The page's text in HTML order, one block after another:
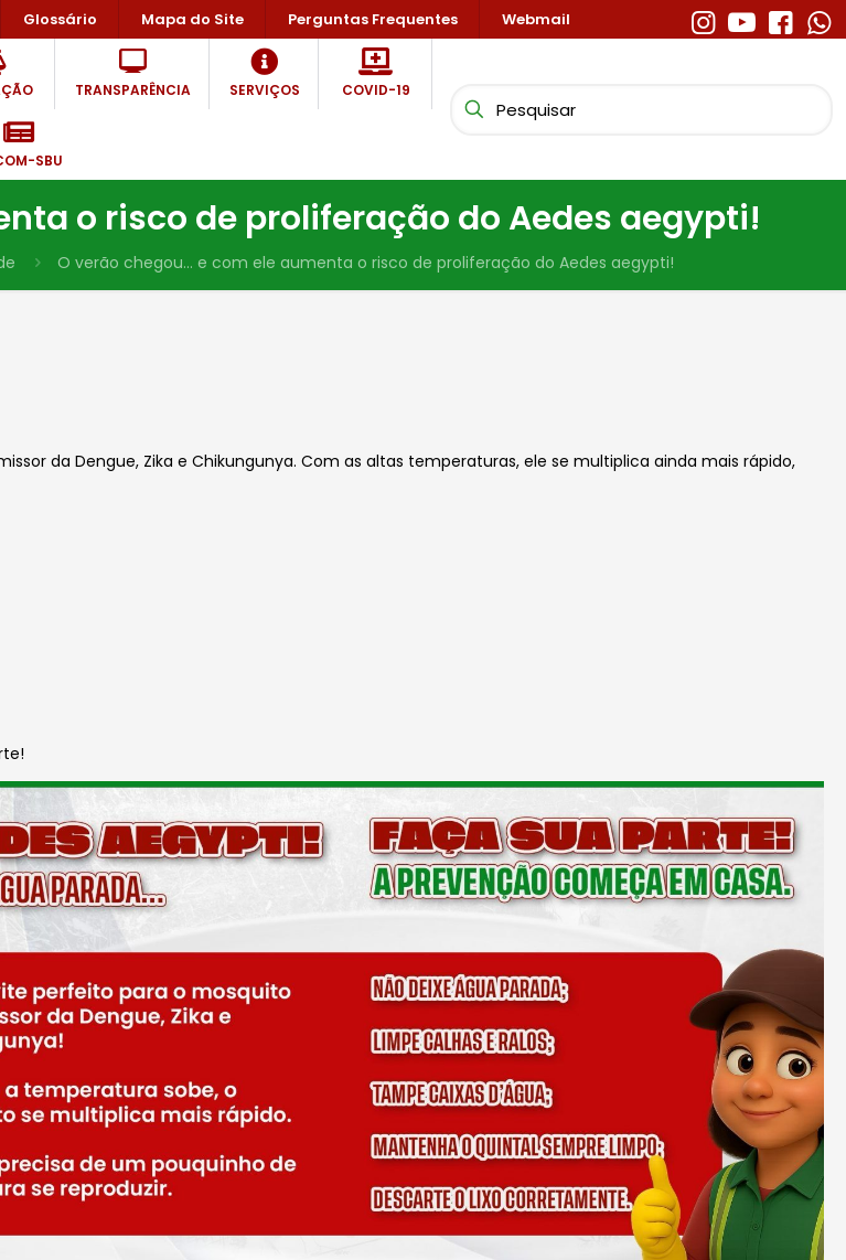
Glossário Mapa do Site Perguntas Frequentes Webmail
TRANSPARÊNCIA SERVIÇOS COVID-19
SBU
o risco de proliferação do Aedes aegypti!
O verão chegou… e com ele aumenta o risco de proliferação do Aedes aegypti!
da Dengue, Zika e Chikungunya. Com as altas temperaturas, ele se multiplica ainda mais rápido,